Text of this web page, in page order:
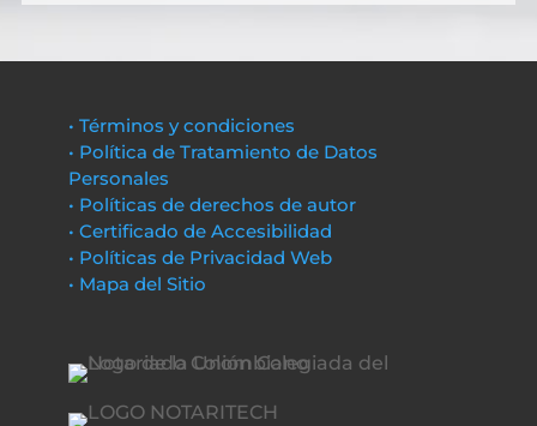
• Términos y condiciones
• Política de Tratamiento de Datos
Personales
• Políticas de derechos de autor
• Certificado de Accesibilidad
• Políticas de Privacidad Web
• Mapa del Sitio